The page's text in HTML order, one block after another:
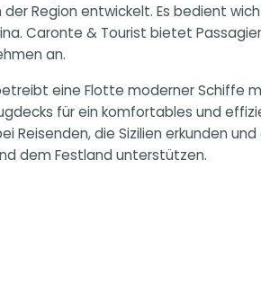
der Region entwickelt. Es bedient
Caronte & Tourist bietet
an.
eine Flotte moderner Schiffe
für ein komfortables und
Reisenden, die Sizilien erkunden
dem Festland unterstützen.